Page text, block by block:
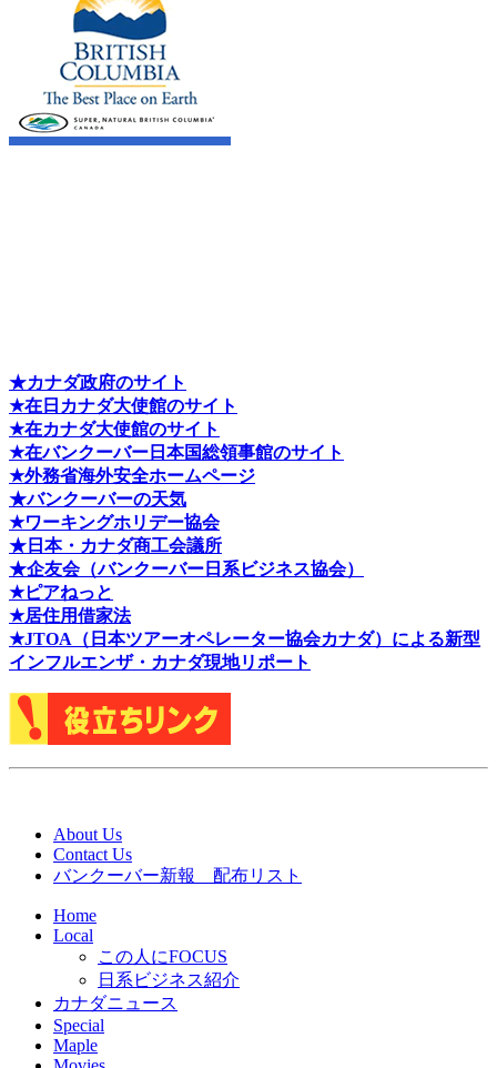
★カナダ政府のサイト
★在日カナダ大使館のサイト
★在カナダ大使館のサイト
★在バンクーバー日本国総領事館のサイト
★外務省海外安全ホームページ
★バンクーバーの天気
★ワーキングホリデー協会
★日本・カナダ商工会議所
★企友会（バンクーバー日系ビジネス協会）
★ピアねっと
★居住用借家法
★JTOA（日本ツアーオペレーター協会カナダ）による新型
インフルエンザ・カナダ現地リポート
About Us
Contact Us
バンクーバー新報 配布リスト
Home
Local
この人にFOCUS
日系ビジネス紹介
カナダニュース
Special
Maple